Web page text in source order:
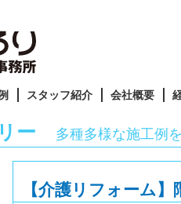
スタッフ紹介 会社概要
ー 多種多様な施工例
【介護リフォーム